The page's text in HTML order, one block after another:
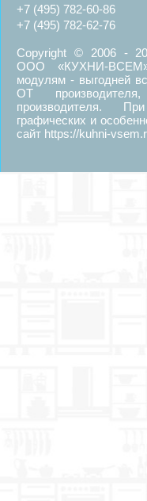
+7 (495) 782-60-86
+7 (495) 782-62-76
Copyright © 2006 -
ООО «КУХНИ-
модулям - выгодней
ОТ
производителя.
графических и
сайт https://kuhni-